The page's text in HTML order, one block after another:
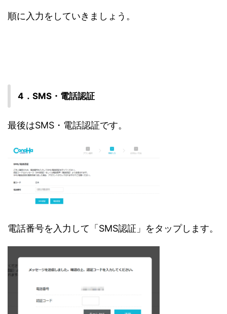
順に入力をしていきましょう。
4．SMS・電話認証
最後はSMS・電話認証です。
電話番号を入力して「SMS認証」をタップします。